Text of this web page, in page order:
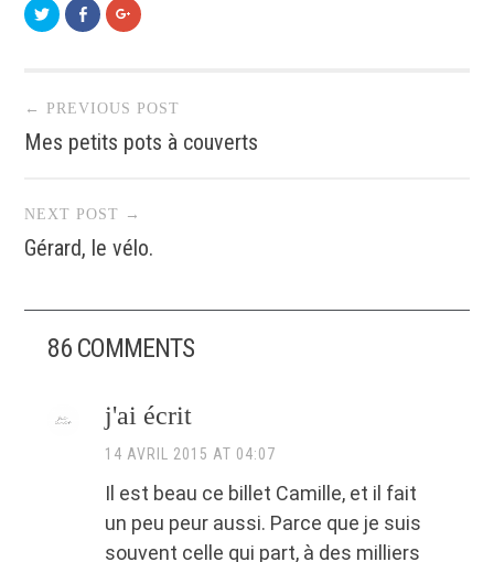
Cliquez
pour
partager
nouvelle
fenêtre)
Cliquez
pour
partager
nouvelle
fenêtre)
Cliquez
pour
une
nouvelle
fenêtre)
Post navigation
← PREVIOUS POST
Mes petits pots à couverts
NEXT POST →
Gérard, le vélo.
86 COMMENTS
j'ai écrit
14 AVRIL 2015 AT 04:07
Il est beau ce billet Camille, et il fait
un peu peur aussi. Parce que je suis
souvent celle qui part, à des milliers